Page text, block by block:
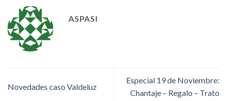
ASPASI
Novedades caso Valdeluz
Especial 19 de Noviembre:
Chantaje – Regalo – Trato